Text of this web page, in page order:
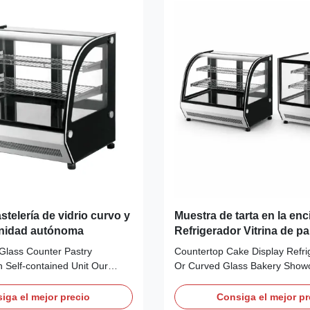
de vidrio curvo y
autónoma
Counter Pastry
Self‑contained Unit Our
and flat front‑glass
el mejor precio
Muestra de tarta en la
Refrigerador Vitrina de
vidrio plano o curvo
ventilada
Countertop Cake Display
Or Curved Glass Bakery
countertop display range for
Consiga el mejor